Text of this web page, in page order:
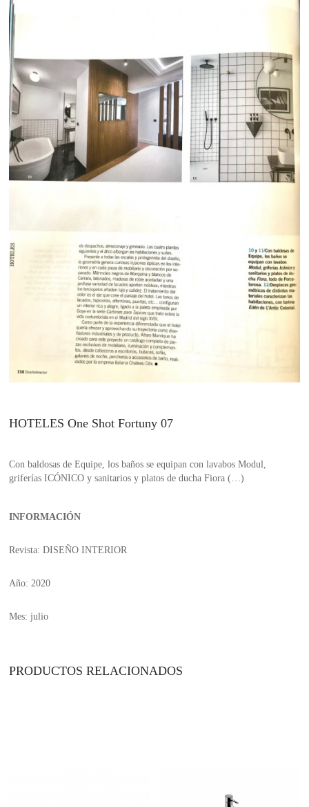
HOTELES One Shot Fortuny 07
Con baldosas de Equipe, los baños se equipan con lavabos Modul,
griferías ICÓNICO y sanitarios y platos de ducha Fiora (…)
INFORMACIÓN
Revista: DISEÑO INTERIOR
Año: 2020
Mes: julio
PRODUCTOS RELACIONADOS